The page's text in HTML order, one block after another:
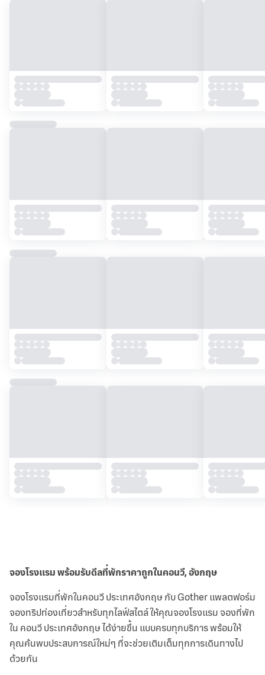
จองโรงแรม พร้อมรับดีลที่พักราคาถูกในคอนวี, อังกฤษ
จองโรงแรมที่พักในคอนวี ประเทศอังกฤษ กับ Gother แพลตฟอร์ม
จองทริปท่องเที่ยวสำหรับทุกไลฟ์สไตล์ ให้คุณจองโรงแรม จองที่พัก
ใน คอนวี ประเทศอังกฤษ ได้ง่ายขึ้น แบบครบทุกบริการ พร้อมให้
คุณค้นพบประสบการณ์ใหม่ๆ ที่จะช่วยเติมเต็มทุกการเดินทางไป
ด้วยกัน